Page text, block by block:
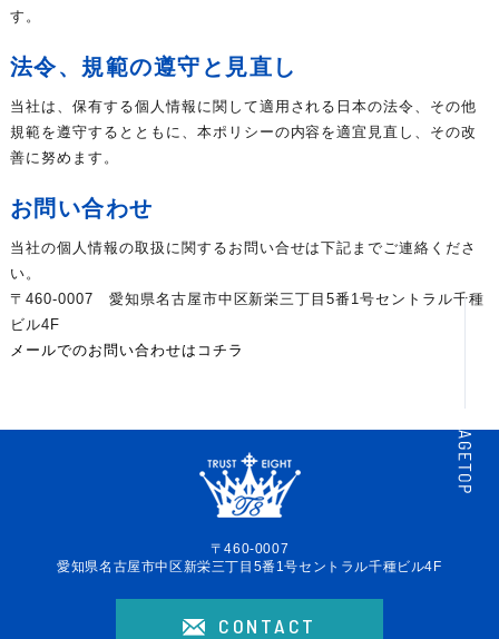
す。
法令、規範の遵守と見直し
当社は、保有する個人情報に関して適用される日本の法令、その他
規範を遵守するとともに、本ポリシーの内容を適宜見直し、その改
善に努めます。
お問い合わせ
当社の個人情報の取扱に関するお問い合せは下記までご連絡くださ
い。
〒460-0007 愛知県名古屋市中区新栄三丁目5番1号セントラル千種
ビル4F
メールでのお問い合わせはコチラ
〒460-0007
愛知県名古屋市中区新栄三丁目5番1号セントラル千種ビル4F
CONTACT